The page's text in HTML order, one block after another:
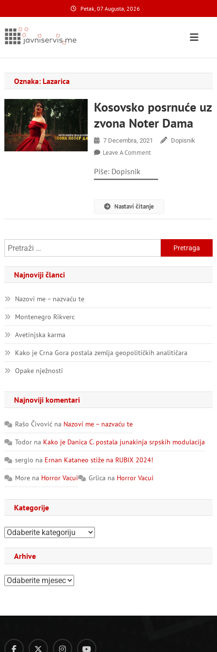
to
content
Petak, 07 Augusta, 2026
Javni Servis
Oznaka: Lazarica
Kosovsko posrnuće uz
zvona Noter Dama
7 Decembra, 2021 Dopisnik
Leave A CommentOn
Uz
Dama
Piše: Dopisnik
Nastavi čitanje
Pretraga:
Najnoviji članci
Nazovi me – nazvaću te
Montenegro Rikverc
Avetinjska karma
Kako je Crna Gora postala zemlja geopolitičkih analitičara
Opake nježnosti
Najnoviji komentari
Rašo Čivovićna Nazovi me – nazvaću te
Todorna Kako je Danica C. postala junakinja srpskih modulacija
sergio na Ernan Kataneo stiže na RUBIX 2024!
Morena Horror Vacui Grlica na Horror Vacui
Kategorije
Kategorije
Arhive
Arhive